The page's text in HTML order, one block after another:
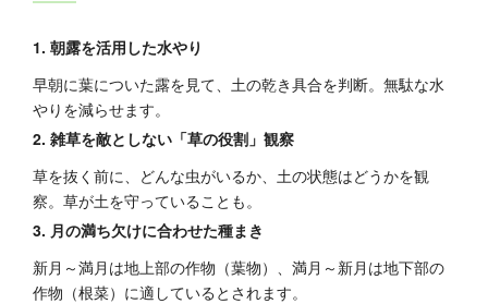
1. 朝露を活用した水やり
早朝に葉についた露を見て、土の乾き具合を判断。無駄な水
やりを減らせます。
2. 雑草を敵としない「草の役割」観察
草を抜く前に、どんな虫がいるか、土の状態はどうかを観
察。草が土を守っていることも。
3. 月の満ち欠けに合わせた種まき
新月～満月は地上部の作物（葉物）、満月～新月は地下部の
作物（根菜）に適しているとされます。